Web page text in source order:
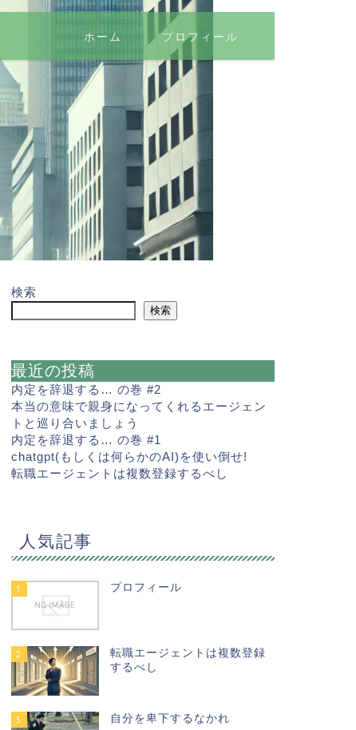
ホーム プロフィール
検索
検索
最近の投稿
内定を辞退する… の巻 #2
本当の意味で親身になってくれるエージェン
トと巡り合いましょう
内定を辞退する… の巻 #1
chatgpt(もしくは何らかのAI)を使い倒せ!
転職エージェントは複数登録するべし
人気記事
1 プロフィール
2
転職エージェントは複数登録
するべし
3 自分を卑下するなかれ